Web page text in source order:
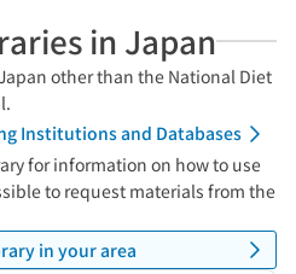
in Japan
other than the National Diet
Institutions and Databases
for information on how to use
to request materials from the
in your area